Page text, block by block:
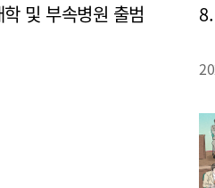
및 부속병원 출범